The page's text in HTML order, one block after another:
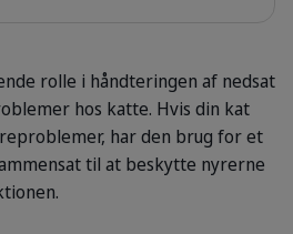
rolle i håndteringen af nedsat
hos katte. Hvis din kat
har den brug for et
til at beskytte nyrerne